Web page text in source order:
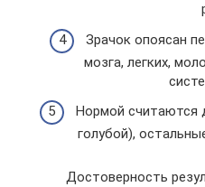
Зрачок опоясан
мозга, легких,
Нормой считаются
голубой),
Достоверность